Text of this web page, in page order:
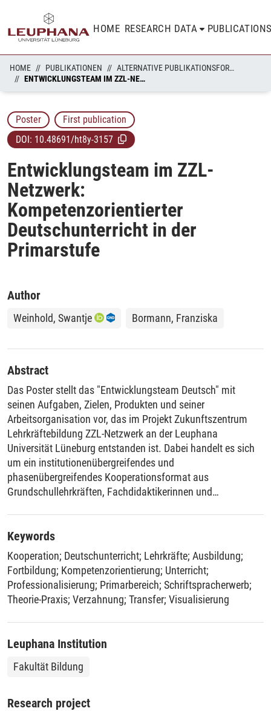
HOME RESEARCH DATA
HOME PUBLIKATIONEN
ALTERNATIVE PUBLIKATIONSFORMATE
ENTWICKLUNGSTEAM IM ZZL-NETZWERK: KOMPETENZORIENTIERTER DEUTSCHUNTERRICHT IN DER PRIMARSTUFE
Poster
First publication
DOI: 10.48691/ht8y-3157
Entwicklungsteam im ZZL-
Netzwerk:
Kompetenzorientierter
Deutschunterricht in der
Primarstufe
Author
Weinhold, Swantje Bormann, Franziska
Abstract
Das Poster stellt das "Entwicklungsteam Deutsch" mit
seinen Aufgaben, Zielen, Produkten und seiner
Arbeitsorganisation vor, das im Projekt Zukunftszentrum
Lehrkräftebildung ZZL-Netzwerk an der Leuphana
Universität Lüneburg entstanden ist. Dabei handelt es sich
um ein institutionenübergreifendes und
phasenübergreifendes Kooperationsformat aus
Grundschullehrkräften, Fachdidaktikerinnen und
indem fachdidaktische Lerngelegenheiten für Studierende
und Lehrkräfte (weiter-)entwickelt und erprobt werden; zum
anderen auf der Unterrichtsebene, indem z.B.
schriftsystematische und kompetenzorientierte
Unterrichtsmaterialien entwickelt, erprobt und evaluiert
werden.
Keywords
Kooperation; Deutschunterricht; Lehrkräfte; Ausbildung;
Fortbildung; Kompetenzorientierung; Unterricht;
Professionalisierung; Primarbereich; Schriftspracherwerb;
Theorie-Praxis; Verzahnung; Transfer; Visualisierung
Leuphana Institution
Fakultät Bildung
Research project